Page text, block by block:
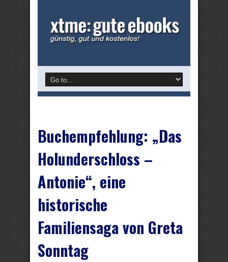
Buchempfehlung: „Das
Holunderschloss –
Antonie“, eine
historische
Familiensaga von Greta
Sonntag